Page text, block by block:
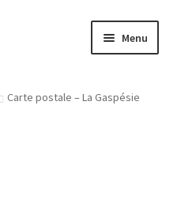
Menu
Carte postale – La Gaspésie